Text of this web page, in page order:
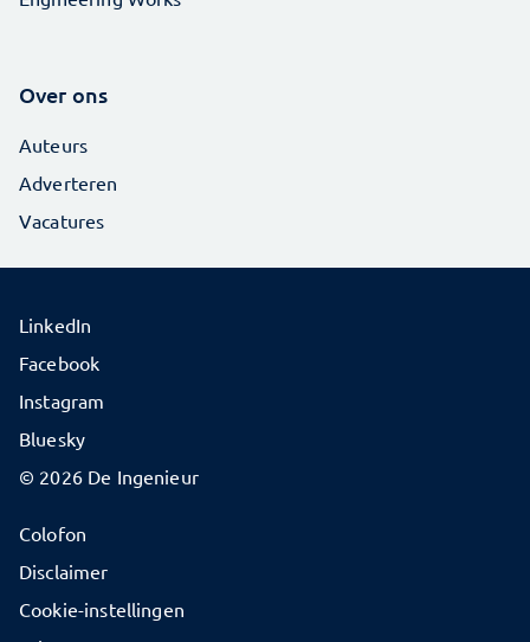
Over ons
Auteurs
Adverteren
Vacatures
© 2026 De Ingenieur
Colofon
Disclaimer
Cookie-instellingen
LinkedIn
Facebook
Instagram
Bluesky